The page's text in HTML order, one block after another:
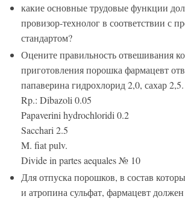
какие основные трудовые функции
провизор-технолог в соответствии с
стандартом?
Оцените правильность отвешивания
приготовления порошка фармацевт
папаверина гидрохлорид 2,0, сахар 2,5.
Rp.: Dibazoli 0.05
Papaverini hydrochloridi 0.2
Sacchari 2.5
M. fiat pulv.
Divide in partes aequales № 10
Для отпуска порошков, в состав
и атропина сульфат, фармацевт должен